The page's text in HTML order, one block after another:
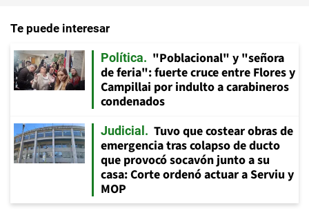
Te puede interesar
Política
"Poblacional" y "señora
de feria": fuerte cruce entre Flores y
Campillai por indulto a carabineros
condenados
Judicial
Tuvo que costear obras de
emergencia tras colapso de ducto
que provocó socavón junto a su
casa: Corte ordenó actuar a Serviu y
MOP